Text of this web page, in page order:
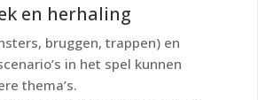
en herhaling
bruggen, trappen) en
in het spel kunnen
thema’s.